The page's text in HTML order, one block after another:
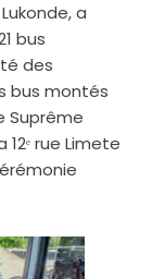
a
bus
des
bus montés
Suprême
rue Limete